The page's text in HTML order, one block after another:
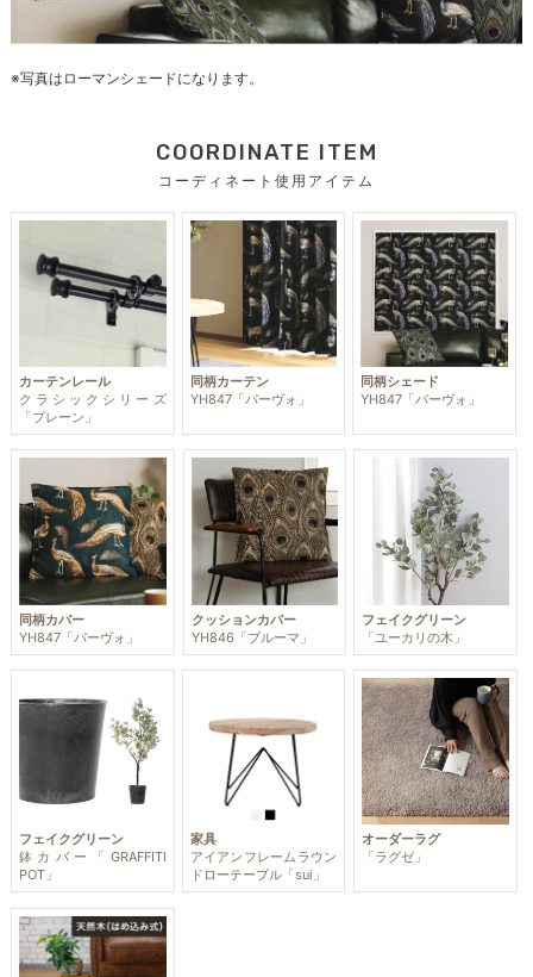
※写真はローマンシェードになります。
COORDINATE ITEM
コーディネート使用アイテム
カーテンレール
クラシックシリーズ
「プレーン」
同柄カーテン
YH847「パーヴォ」
同柄シェード
YH847「パーヴォ」
同柄カバー
YH847「パーヴォ」
クッションカバー
YH846「プルーマ」
フェイクグリーン
「ユーカリの木」
フェイクグリーン
鉢カバー「GRAFFITI
POT」
家具
アイアンフレームラウン
ドローテーブル「sui」
オーダーラグ
「ラグゼ」